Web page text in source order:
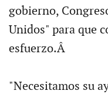
gobierno,
Unidos" para que
esfuerzo.Â
"Necesitamos su